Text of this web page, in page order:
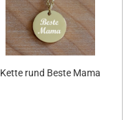
Kette rund Beste Mama